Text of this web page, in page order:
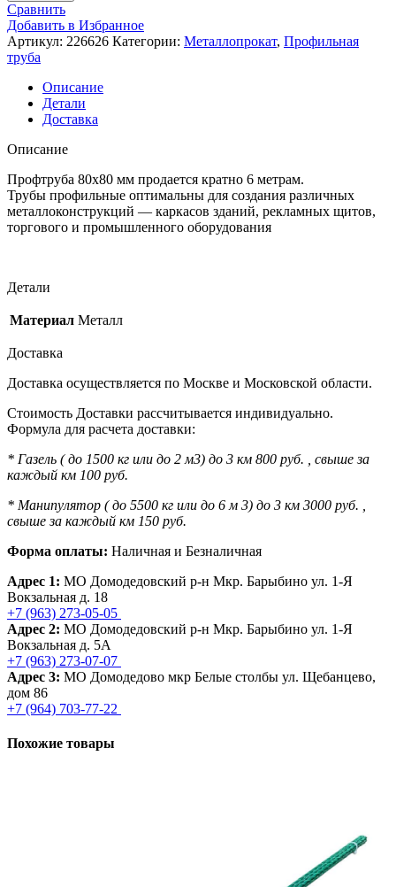
Сравнить
Добавить в Избранное
Артикул: 226626 Категории: Металлопрокат, Профильная
труба
Описание
Детали
Доставка
Описание
Профтруба 80х80 мм продается кратно 6 метрам.
Трубы профильные оптимальны для создания различных
металлоконструкций — каркасов зданий, рекламных щитов,
торгового и промышленного оборудования
Детали
Материал Металл
Доставка
Доставка осуществляется по Москве и Московской области.
Стоимость Доставки рассчитывается индивидуально.
Формула для расчета доставки:
* Газель ( до 1500 кг или до 2 м3) до 3 км 800 руб. , свыше за
каждый км 100 руб.
* Манипулятор ( до 5500 кг или до 6 м 3) до 3 км 3000 руб. ,
свыше за каждый км 150 руб.
Форма оплаты: Наличная и Безналичная
Адрес 1: МО Домодедовский р-н Мкр. Барыбино ул. 1-Я
Вокзальная д. 18
+7 (963) 273-05-05
Адрес 2: МО Домодедовский р-н Мкр. Барыбино ул. 1-Я
Вокзальная д. 5А
+7 (963) 273-07-07
Адрес 3: МО Домодедово мкр Белые столбы ул. Щебанцево,
дом 86
+7 (964) 703-77-22
Похожие товары